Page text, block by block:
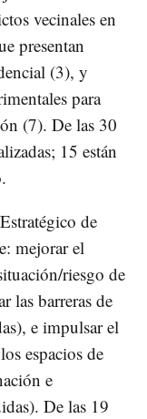
vecinales en
presentan
(3), y
para
(7). De las 30
15 están
de
mejorar el
riesgo de
las barreras de
e impulsar el
espacios de
e
De las 19